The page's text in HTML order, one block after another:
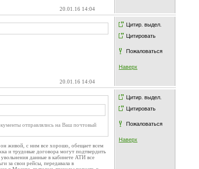
20.01.16 14:04
Цитир. выдел.
Цитировать
Пожаловаться
Наверх
20.01.16 14:04
Цитир. выдел.
Цитировать
Пожаловаться
Наверх
отправлялись на Ваш почтовый
он живой, с ним все хорошо, обещает всем
и трудовые договора могут подтвердить
данные в кабинете АТИ все
за свои рейсы, передавала в